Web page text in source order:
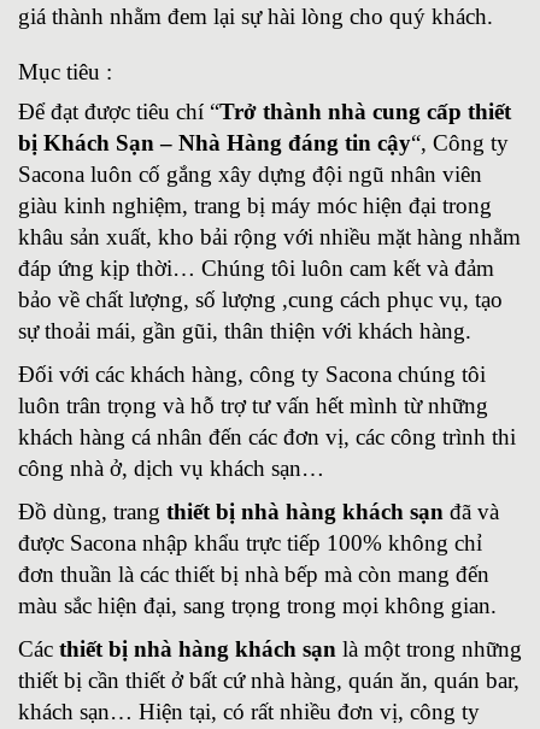
giá thành nhằm đem lại sự hài lòng cho quý khách.
Mục tiêu :
Để đạt được tiêu chí “Trở thành nhà cung cấp thiết
bị Khách Sạn – Nhà Hàng đáng tin cậy“, Công ty
Sacona luôn cố gắng xây dựng đội ngũ nhân viên
giàu kinh nghiệm, trang bị máy móc hiện đại trong
khâu sản xuất, kho bải rộng với nhiều mặt hàng nhằm
đáp ứng kịp thời… Chúng tôi luôn cam kết và đảm
bảo về chất lượng, số lượng ,cung cách phục vụ, tạo
sự thoải mái, gần gũi, thân thiện với khách hàng.
Đối với các khách hàng, công ty Sacona chúng tôi
luôn trân trọng và hỗ trợ tư vấn hết mình từ những
khách hàng cá nhân đến các đơn vị, các công trình thi
công nhà ở, dịch vụ khách sạn…
Đồ dùng, trang thiết bị nhà hàng khách sạn đã và
được Sacona nhập khẩu trực tiếp 100% không chỉ
đơn thuần là các thiết bị nhà bếp mà còn mang đến
màu sắc hiện đại, sang trọng trong mọi không gian.
Các thiết bị nhà hàng khách sạn là một trong những
thiết bị cần thiết ở bất cứ nhà hàng, quán ăn, quán bar,
khách sạn… Hiện tại, có rất nhiều đơn vị, công ty